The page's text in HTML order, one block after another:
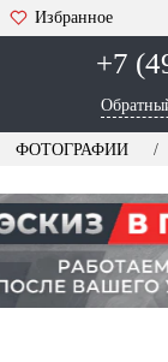
Избранное
+7
ФОТОГРАФИИ